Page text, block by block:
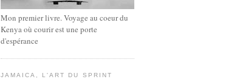
Mon premier livre. Voyage au coeur du
Kenya où courir est une porte
d'espérance
JAMAICA, L'ART DU SPRINT